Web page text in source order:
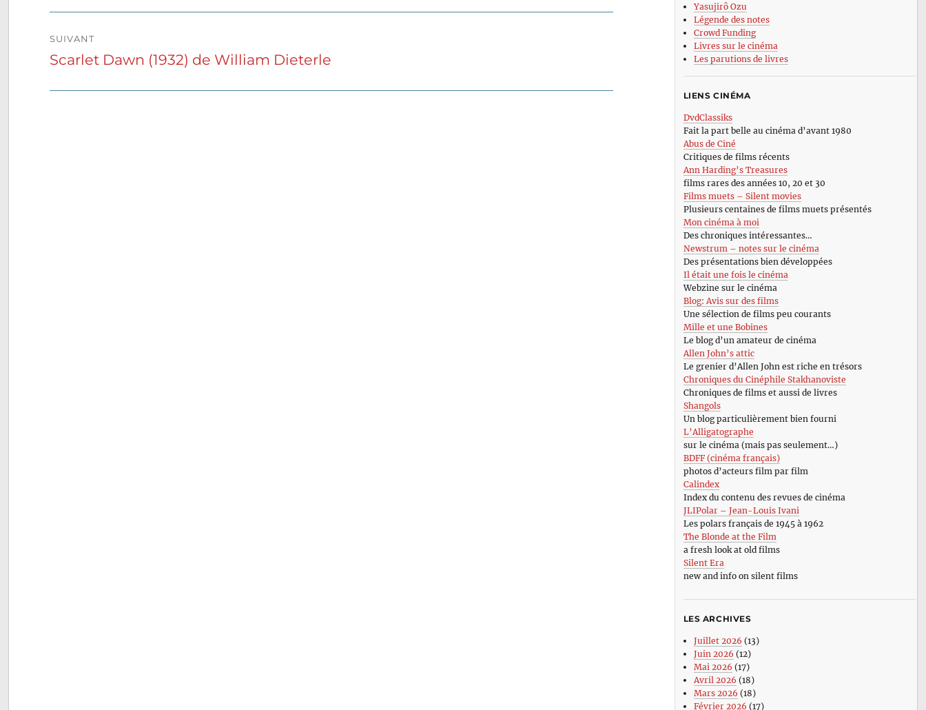
SUIVANT
Publication
Scarlet Dawn (1932) de William Dieterle
Yasujirô Ozu
Légende des notes
Crowd Funding
Livres sur le cinéma
Les parutions de livres
LIENS CINÉMA
DvdClassiks
Fait la part belle au cinéma d’avant 1980
Abus de Ciné
Critiques de films récents
Ann Harding’s Treasures
films rares des années 10, 20 et 30
Films muets – Silent movies
Plusieurs centaines de films muets présentés
Mon cinéma à moi
Des chroniques intéressantes…
Newstrum – notes sur le cinéma
Des présentations bien développées
Il était une fois le cinéma
Webzine sur le cinéma
Blog: Avis sur des films
Une sélection de films peu courants
Mille et une Bobines
Le blog d’un amateur de cinéma
Allen John’s attic
Le grenier d’Allen John est riche en trésors
Chroniques du Cinéphile Stakhanoviste
Chroniques de films et aussi de livres
Shangols
Un blog particulièrement bien fourni
L’Alligatographe
sur le cinéma (mais pas seulement…)
BDFF (cinéma français)
photos d’acteurs film par film
Calindex
Index du contenu des revues de cinéma
JLIPolar – Jean-Louis Ivani
Les polars français de 1945 à 1962
The Blonde at the Film
a fresh look at old films
Silent Era
new and info on silent films
LES ARCHIVES
Juillet 2026 (13)
Juin 2026 (12)
Mai 2026 (17)
Avril 2026 (18)
Mars 2026 (18)
Février 2026 (17)